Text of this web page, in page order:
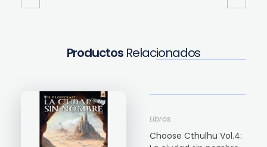
Productos Relacionados
Libros
Choose Cthulhu Vol.4: